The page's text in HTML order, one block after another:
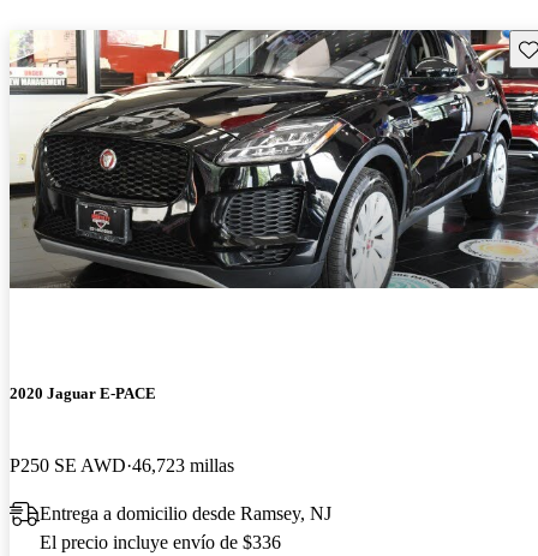
2020 Jaguar E-PACE
P250 SE AWD 46,723 millas
Entrega a domicilio desde Ramsey, NJ
El precio incluye envío de $336